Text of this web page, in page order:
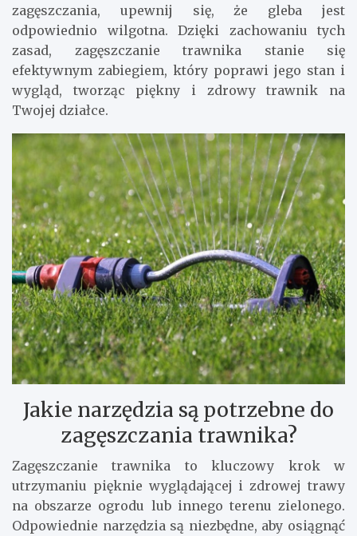
zagęszczania, upewnij się, że gleba jest
odpowiednio wilgotna. Dzięki zachowaniu tych
zasad, zagęszczanie trawnika stanie się
efektywnym zabiegiem, który poprawi jego stan i
wygląd, tworząc piękny i zdrowy trawnik na
Twojej działce.
Jakie narzędzia są potrzebne do
zagęszczania trawnika?
Zagęszczanie trawnika to kluczowy krok w
utrzymaniu pięknie wyglądającej i zdrowej trawy
na obszarze ogrodu lub innego terenu zielonego.
Odpowiednie narzędzia są niezbędne, aby osiągnąć